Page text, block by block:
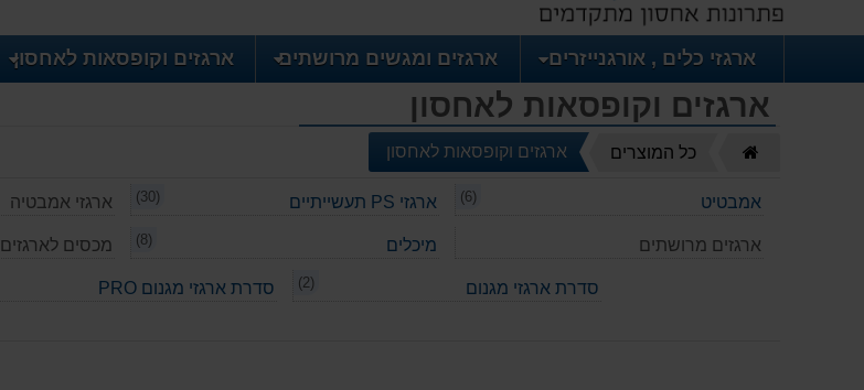
ארגזי כלים , אורגנייזרים ארגזים ומגשים מרושתים ארגזים וקופסאות לאחסון
ארגזים וקופסאות לאחסון
כל המוצרים ארגזים וקופסאות לאחסון
אמבטיט (6) ארגזי PS תעשייתיים (30) ארגזי אמבטיה
ארגזים מרושתים מיכלים (8) מכסים לארגזים
סדרת ארגזי מגנום (2) סדרת ארגזי מגנום PRO